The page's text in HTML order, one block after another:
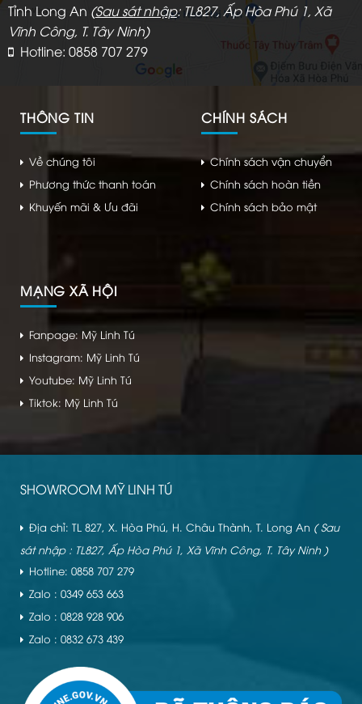
Tỉnh Long An (Sau sát nhập: TL827, Ấp Hòa Phú 1, Xã
Vĩnh Công, T. Tây Ninh)
Hotline: 0858 707 279
THÔNG TIN
Về chúng tôi
Phương thức thanh toán
Khuyến mãi & Ưu đãi
CHÍNH SÁCH
Chính sách vận chuyển
Chính sách hoàn tiền
Chính sách bảo mật
MẠNG XÃ HỘI
Fanpage: Mỹ Linh Tú
Instagram: Mỹ Linh Tú
Youtube: Mỹ Linh Tú
Tiktok: Mỹ Linh Tú
SHOWROOM MỸ LINH TÚ
Địa chỉ: TL 827, X. Hòa Phú, H. Châu Thành, T. Long An ( Sau
sát nhập : TL827, Ấp Hòa Phú 1, Xã Vĩnh Công, T. Tây Ninh )
Hotline: 0858 707 279
Zalo : 0349 653 663
Zalo : 0828 928 906
Zalo : 0832 673 439